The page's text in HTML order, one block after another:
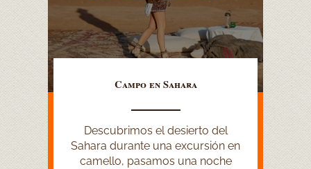
Descubrimos el desierto del
Sahara durante una excursión en
camello, pasamos una noche
Campo en Sahara